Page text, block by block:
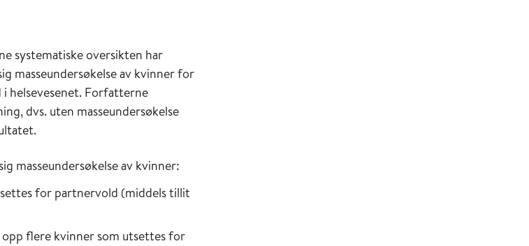
systematiske oversikten har
masseundersøkelse av kvinner for
helsevesenet. Forfatterne
dvs. uten masseundersøkelse
masseundersøkelse av kvinner:
for partnervold (middels tillit
flere kvinner som utsettes for